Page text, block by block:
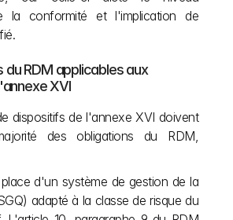
la conformité et l'implication de
du RDM applicables aux
XVI
dispositifs de l'annexe XVI doivent
des obligations du RDM,
d'un système de gestion de la
adapté à la classe de risque du